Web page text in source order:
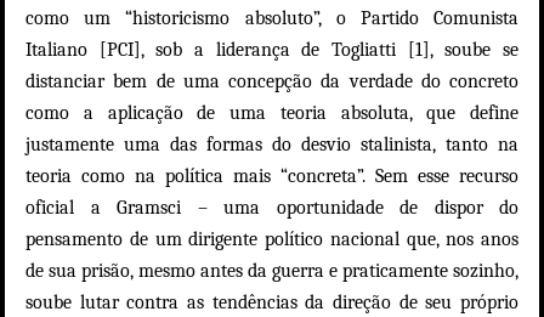
como um “historicismo absoluto”, o Partido Comunista
Italiano [PCI], sob a liderança de Togliatti [1], soube se
distanciar bem de uma concepção da verdade do concreto
como a aplicação de uma teoria absoluta, que define
justamente uma das formas do desvio stalinista, tanto na
teoria como na política mais “concreta”. Sem esse recurso
oficial a Gramsci – uma oportunidade de dispor do
pensamento de um dirigente político nacional que, nos anos
de sua prisão, mesmo antes da guerra e praticamente sozinho,
soube lutar contra as tendências da direção de seu próprio